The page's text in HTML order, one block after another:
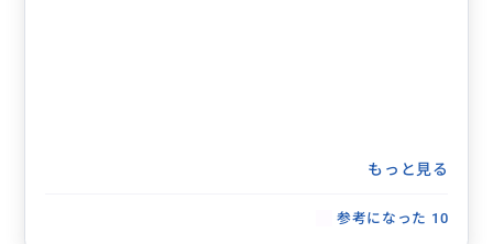
もっと見る
参考になった 10